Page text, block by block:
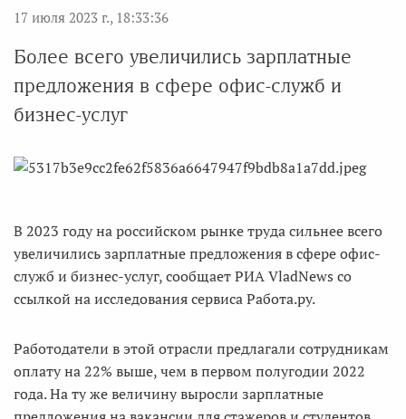
17 июля 2023 г., 18:33:36
Более всего увеличились зарплатные
предложения в сфере офис-служб и
бизнес-услуг
В 2023 году на российском рынке труда сильнее всего
увеличились зарплатные предложения в сфере офис-
служб и бизнес-услуг, сообщает РИА VladNews со
ссылкой на исследования сервиса Работа.ру.
Работодатели в этой отрасли предлагали сотрудникам
оплату на 22% выше, чем в первом полугодии 2022
года. На ту же величину выросли зарплатные